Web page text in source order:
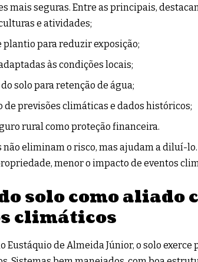
mais seguras. Entre as principais,
e atividades;
plantio para reduzir exposição;
às condições locais;
solo para retenção de água;
previsões climáticas e dados históricos;
rural como proteção financeira.
não eliminam o risco, mas ajudam a diluí-
menor o impacto de eventos
solo como aliado
climáticos
Eustáquio de Almeida Júnior, o solo